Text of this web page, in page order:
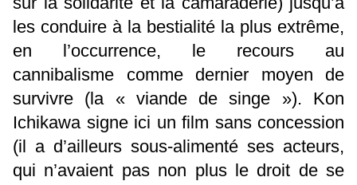
les conduire à la bestialité la plus extrême,
en l’occurrence, le recours au
cannibalisme comme dernier moyen de
survivre (la « viande de singe »). Kon
Ichikawa signe ici un film sans concession
(il a d’ailleurs sous-alimenté ses acteurs,
qui n’avaient pas non plus le droit de se